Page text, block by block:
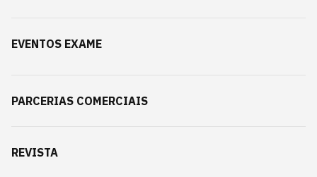
EVENTOS EXAME
PARCERIAS COMERCIAIS
REVISTA